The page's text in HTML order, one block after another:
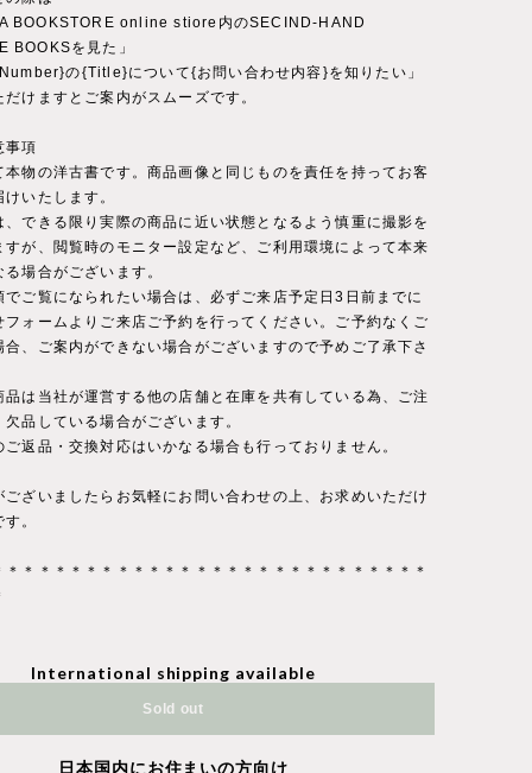
BOOKSTORE online stiore内のSECIND-HAND
BOOKSを見た」
の{Title}について{お問い合わせ内容}を知りたい」
けますとご案内がスムーズです。
項
物の洋古書です。商品画像と同じものを責任を持ってお客
いたします。
できる限り実際の商品に近い状態となるよう慎重に撮影を
すが、閲覧時のモニター設定など、ご利用環境によって本来
場合がございます。
ご覧になられたい場合は、必ずご来店予定日3日前までに
フォームよりご来店ご予約を行ってください。ご予約なくご
合、ご案内ができない場合がございますので予めご了承下さ
は当社が運営する他の店舗と在庫を共有している為、ご注
品している場合がございます。
返品・交換対応はいかなる場合も行っておりません。
ございましたらお気軽にお問い合わせの上、お求めいただけ
。
＊＊＊＊＊＊＊＊＊＊＊＊＊＊＊＊＊＊＊＊＊＊＊＊＊＊＊
International shipping available
Sold out
日本国内にお住まいの方向け